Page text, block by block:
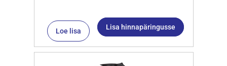
Loe lisa Lisa hinnapäringusse